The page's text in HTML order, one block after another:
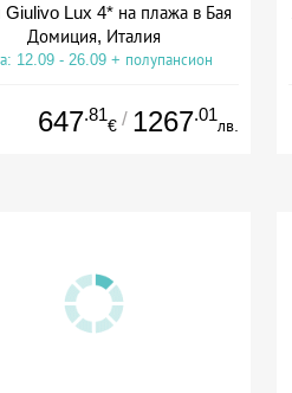
Giulivo Lux 4* на плажа в Бая
Домиция, Италия
12.09 - 26.09 + полупансион
647.81
€ / 1267.01
лв.